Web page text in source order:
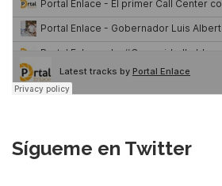
Sígueme en Twitter